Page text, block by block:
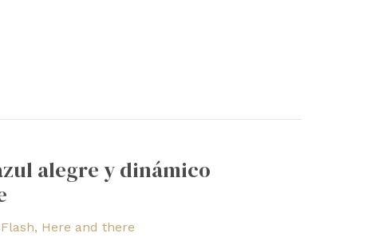
alegre y dinámico
Flash, Here and there